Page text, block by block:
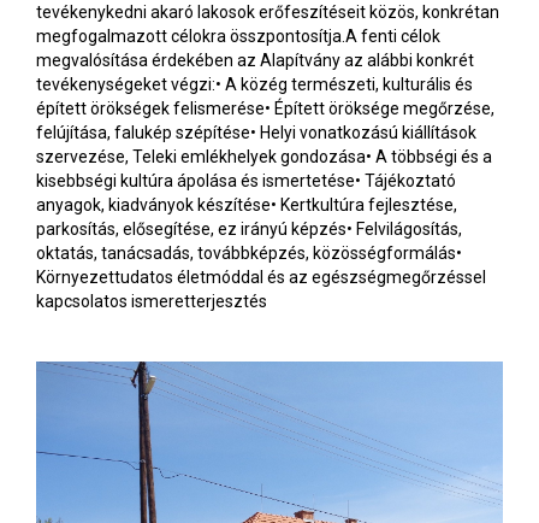
tevékenykedni akaró lakosok erőfeszítéseit közös, konkrétan
megfogalmazott célokra összpontosítja.A fenti célok
megvalósítása érdekében az Alapítvány az alábbi konkrét
tevékenységeket végzi:• A közég természeti, kulturális és
épített örökségek felismerése• Épített öröksége megőrzése,
felújítása, falukép szépítése• Helyi vonatkozású kiállítások
szervezése, Teleki emlékhelyek gondozása• A többségi és a
kisebbségi kultúra ápolása és ismertetése• Tájékoztató
anyagok, kiadványok készítése• Kertkultúra fejlesztése,
parkosítás, elősegítése, ez irányú képzés• Felvilágosítás,
oktatás, tanácsadás, továbbképzés, közösségformálás•
Környezettudatos életmóddal és az egészségmegőrzéssel
kapcsolatos ismeretterjesztés